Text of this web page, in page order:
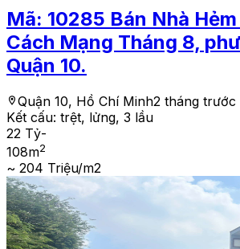
Mã: 10285 Bán Nhà
Cách Mạng Tháng 8,
Quận 10.
Quận 10, Hồ Chí Minh2 tháng trước
Kết cấu: trệt, lửng, 3 lầu
22 Tỷ-
108m2
~ 204 Triệu/m2